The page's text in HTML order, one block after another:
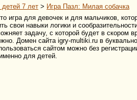
7 лет > Игра Пазл: Милая собачка
игра для девочек и для мальчиков,
свои навыки логики и
задачу, с которой будет в скором
Домен сайта igry-multiki.ru в
сайтом можно без
для детей.